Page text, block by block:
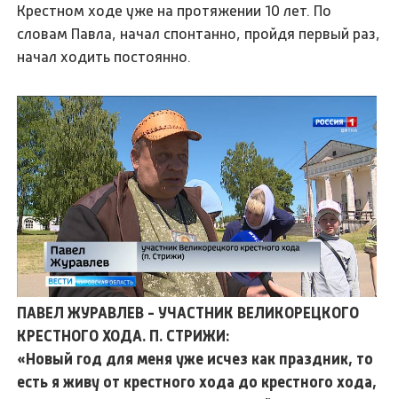
Крестном ходе уже на протяжении 10 лет. По
словам Павла, начал спонтанно, пройдя первый раз,
начал ходить постоянно.
ПАВЕЛ ЖУРАВЛЕВ - УЧАСТНИК ВЕЛИКОРЕЦКОГО
КРЕСТНОГО ХОДА. П. СТРИЖИ:
«Новый год для меня уже исчез как праздник, то
есть я живу от крестного хода до крестного хода,